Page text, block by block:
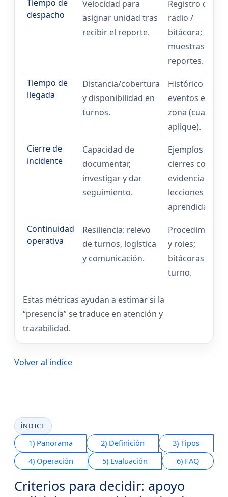
Tiempo de
despacho
Velocidad para
asignar unidad tras
recibir el reporte.
Registro de
radio /
bitácora;
muestras de
reportes.
Tiempo de
llegada
Distancia/cobertura
y disponibilidad en
turnos.
Histórico de
eventos en
zona (cuando
aplique).
Cierre de
incidente
Capacidad de
documentar,
investigar y dar
seguimiento.
Ejemplos de
cierres con
evidencia y
lecciones
aprendidas.
Continuidad
operativa
Resiliencia: relevo
de turnos, logística
y comunicación.
y roles;
bitácoras de
turno.
Estas métricas ayudan a estimar si la
“presencia” se traduce en atención y
trazabilidad.
Volver al índice
ÍNDICE
1) Panorama 2) Definición
3) Tipos
4) Operación
5) Evaluación 6) FAQ
Criterios para decidir: apoyo